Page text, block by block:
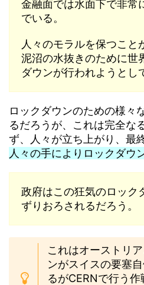
金融面では水面下で非常
でいる。
人々のモラルを保つこと
泥沼の水抜きのために世
ダウンが行われようとし
ロックダウンのための様々
るだろうが、これは完全な
ず、人々が立ち上がり、最
人々の手によりロックダウ
政府はこの狂気のロック
ずりおろされるだろう。
これはオーストリ
ンがスイスの要塞
るがCERNで行う